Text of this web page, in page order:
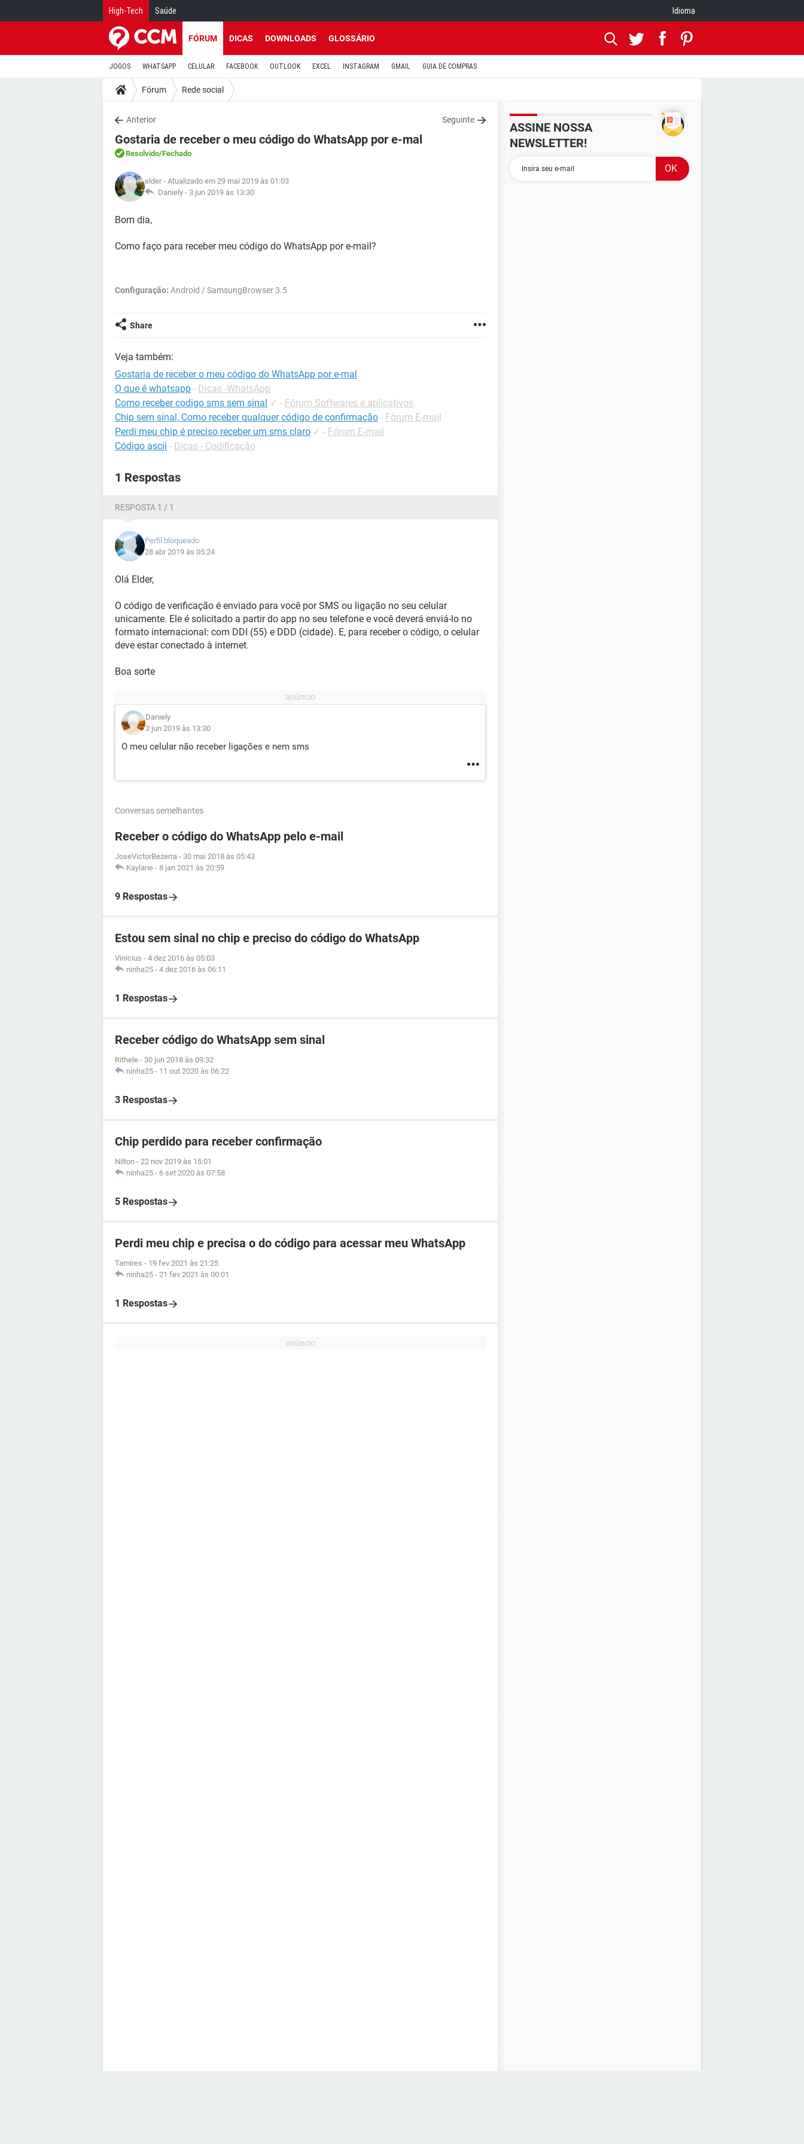
High-Tech Saúde Idioma
FÓRUM DICAS DOWNLOADS GLOSSÁRIO
JOGOS WHATSAPP CELULAR FACEBOOK OUTLOOK EXCEL INSTAGRAM GMAIL GUIA DE COMPRAS
Fórum Rede social
Anterior Seguinte
Gostaria de receber o meu código do WhatsApp por e-mal
Resolvido/Fechado
elder - Atualizado em 29 mai 2019 às 01:03
Daniely - 3 jun 2019 às 13:30
Bom dia,
Como faço para receber meu código do WhatsApp por e-mail?
Configuração: Android / SamsungBrowser 3.5
Share
Veja também:
Gostaria de receber o meu código do WhatsApp por e-mal
O que é whatsapp - Dicas -WhatsApp
Como receber codigo sms sem sinal ✓ - Fórum Softwares e aplicativos
Chip sem sinal, Como receber qualquer código de confirmação - Fórum E-mail
Perdi meu chip é preciso receber um sms claro ✓ - Fórum E-mail
Código ascii - Dicas - Codificação
1 Respostas
RESPOSTA 1 / 1
Perfil bloqueado
28 abr 2019 às 05:24
Olá Elder,
O código de verificação é enviado para você por SMS ou ligação no seu celular
unicamente. Ele é solicitado a partir do app no seu telefone e você deverá enviá-lo no
formato internacional: com DDI (55) e DDD (cidade). E, para receber o código, o celular
deve estar conectado à internet.
Boa sorte
Daniely
3 jun 2019 às 13:30
O meu celular não receber ligações e nem sms
Conversas semelhantes
Receber o código do WhatsApp pelo e-mail
JoseVictorBezerra - 30 mai 2018 às 05:43
Kaylane - 8 jan 2021 às 20:59
9 Respostas
Estou sem sinal no chip e preciso do código do WhatsApp
Vinicius - 4 dez 2016 às 05:03
ninha25 - 4 dez 2016 às 06:11
1 Respostas
Receber código do WhatsApp sem sinal
Rithele - 30 jun 2018 às 09:32
ninha25 - 11 out 2020 às 06:22
3 Respostas
Chip perdido para receber confirmação
Nilton - 22 nov 2019 às 15:01
ninha25 - 6 set 2020 às 07:58
5 Respostas
Perdi meu chip e precisa o do código para acessar meu WhatsApp
Tamires - 19 fev 2021 às 21:25
ninha25 - 21 fev 2021 às 00:01
1 Respostas
ASSINE NOSSA
NEWSLETTER!